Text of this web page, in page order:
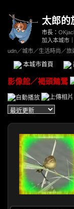
太郎的
市長：
加入本城市
udn／城市／生活時尚 ／旅
本城市首頁
影像館／褐頭鷦鶯